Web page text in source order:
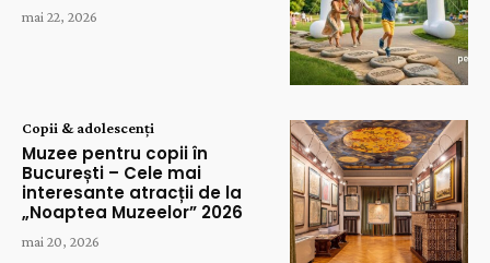
mai 22, 2026
Copii & adolescenți
Muzee pentru copii în
București – Cele mai
interesante atracții de la
„Noaptea Muzeelor” 2026
mai 20, 2026